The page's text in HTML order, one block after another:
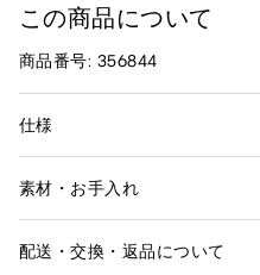
この商品について
商品番号: 356844
仕様
素材・お手入れ
配送・交換・返品について